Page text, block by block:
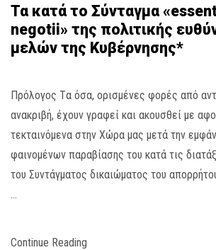
Τα κατά το Σύνταγμα
negotii» της πολιτικής
μελών της Κυβέρνησης*
Πρόλογος Tα όσα, ορισμένες φορές από
ανακριβή, έχουν γραφεί και ακουσθεί με
τεκταινόμενα στην Χώρα μας μετά την
φαινομένων παραβίασης του κατά τις
του Συντάγματος δικαιώματος του
…
Continue Reading